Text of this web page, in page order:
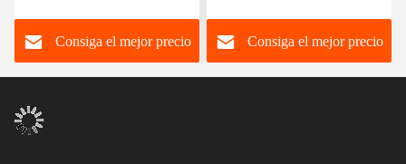
automóvil del resorte de
gas del puntal 74820-T7J-
H01 para HONDA HR-V
Consiga el mejor precio
1 3 5 automóvil
descubierto E46 E81 E87
E90 E60 E61 E84 E83 de
Consiga el mejor precio